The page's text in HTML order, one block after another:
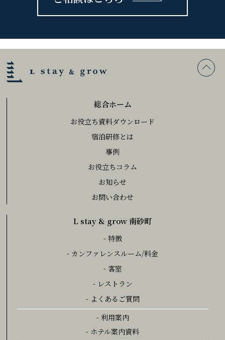
総合ホーム
お役立ち資料ダウンロード
宿泊研修とは
事例
お役立ちコラム
お知らせ
お問い合わせ
L stay & grow 南砂町
- 特徴
- カンファレンスルーム/料金
- 客室
- レストラン
- よくあるご質問
- 利用案内
- ホテル案内資料